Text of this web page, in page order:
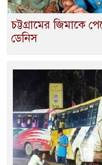
চট্টগ্রামের জিমাকে
ডেনিস